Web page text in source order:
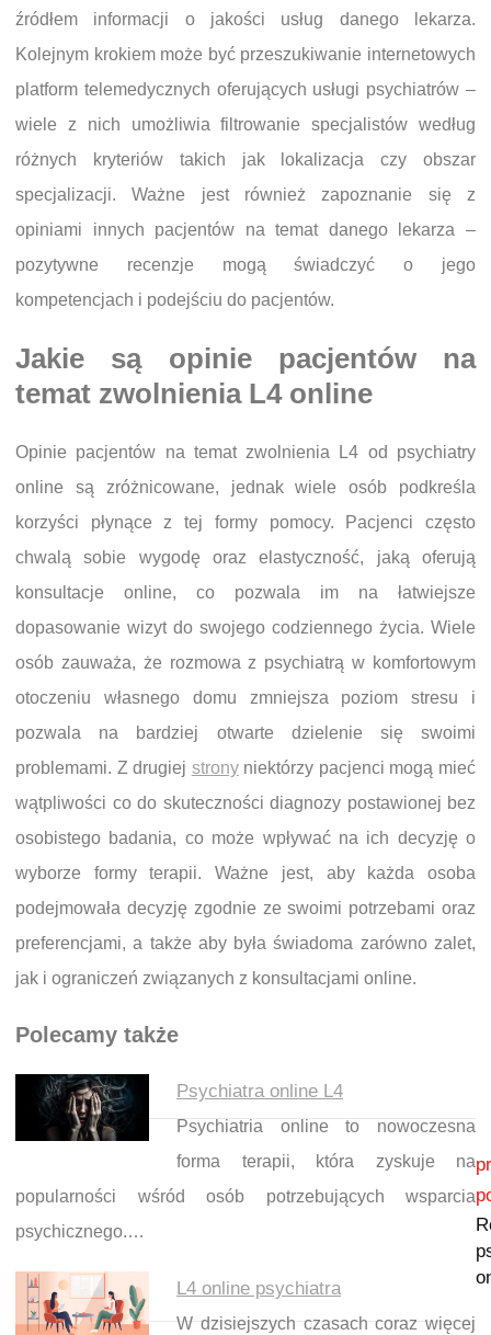
źródłem informacji o jakości usług danego lekarza.
Kolejnym krokiem może być przeszukiwanie internetowych
platform telemedycznych oferujących usługi psychiatrów –
wiele z nich umożliwia filtrowanie specjalistów według
różnych kryteriów takich jak lokalizacja czy obszar
specjalizacji. Ważne jest również zapoznanie się z
opiniami innych pacjentów na temat danego lekarza –
pozytywne recenzje mogą świadczyć o jego
kompetencjach i podejściu do pacjentów.
Jakie są opinie pacjentów na
temat zwolnienia L4 online
Opinie pacjentów na temat zwolnienia L4 od psychiatry
online są zróżnicowane, jednak wiele osób podkreśla
korzyści płynące z tej formy pomocy. Pacjenci często
chwalą sobie wygodę oraz elastyczność, jaką oferują
konsultacje online, co pozwala im na łatwiejsze
dopasowanie wizyt do swojego codziennego życia. Wiele
osób zauważa, że rozmowa z psychiatrą w komfortowym
otoczeniu własnego domu zmniejsza poziom stresu i
pozwala na bardziej otwarte dzielenie się swoimi
problemami. Z drugiej stronyniektórzy pacjenci mogą mieć
wątpliwości co do skuteczności diagnozy postawionej bez
osobistego badania, co może wpływać na ich decyzję o
wyborze formy terapii. Ważne jest, aby każda osoba
podejmowała decyzję zgodnie ze swoimi potrzebami oraz
preferencjami, a także aby była świadoma zarówno zalet,
jak i ograniczeń związanych z konsultacjami online.
Polecamy także
Psychiatra online L4
Psychiatria online to nowoczesna
forma terapii, która zyskuje na
popularności wśród osób potrzebujących wsparcia
psychicznego.…
L4 online psychiatra
W dzisiejszych czasach coraz więcej
Nawigacja wpisu